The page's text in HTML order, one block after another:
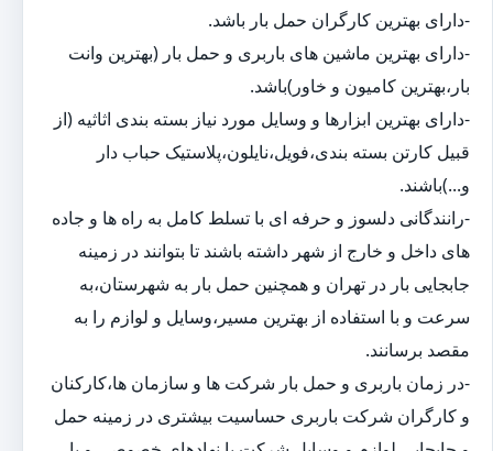
-دارای بهترین کارگران حمل بار باشد.
-دارای بهترین ماشین های باربری و حمل بار (بهترین وانت
بار،بهترین کامیون و خاور)باشد.
-دارای بهترین ابزارها و وسایل مورد نیاز بسته بندی اثاثیه (از
قبیل کارتن بسته بندی،فویل،نایلون،پلاستیک حباب دار
و...)باشند.
-رانندگانی دلسوز و حرفه ای با تسلط کامل به راه ها و جاده
های داخل و خارج از شهر داشته باشند تا بتوانند در زمینه
جابجایی بار در تهران و همچنین حمل بار به شهرستان،به
سرعت و با استفاده از بهترین مسیر،وسایل و لوازم را به
مقصد برسانند.
-در زمان باربری و حمل بار شرکت ها و سازمان ها،کارکنان
و کارگران شرکت باربری حساسیت بیشتری در زمینه حمل